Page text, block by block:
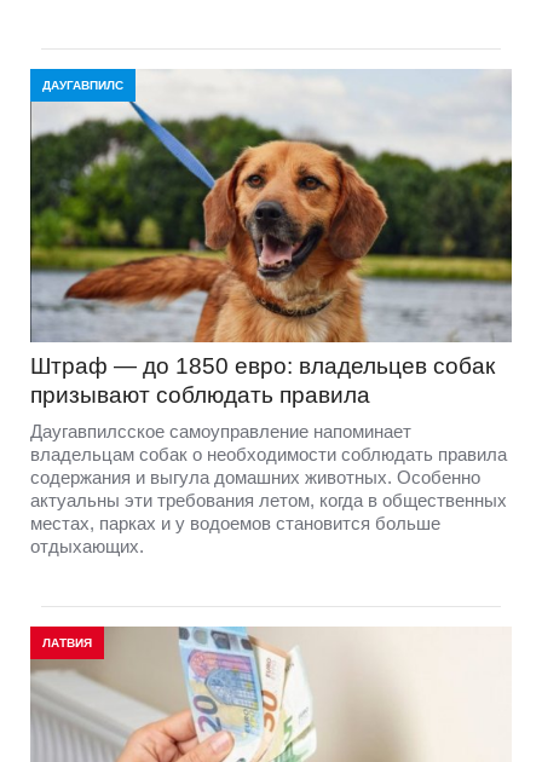
ДАУГАВПИЛС
Штраф — до 1850 евро: владельцев собак
призывают соблюдать правила
Даугавпилсское самоуправление напоминает
владельцам собак о необходимости соблюдать правила
содержания и выгула домашних животных. Особенно
актуальны эти требования летом, когда в общественных
местах, парках и у водоемов становится больше
отдыхающих.
ЛАТВИЯ